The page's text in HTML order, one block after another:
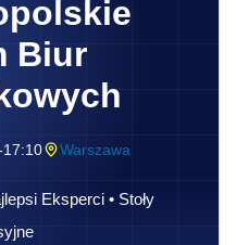
Biur
Warszawa
Eksperci • Stoły